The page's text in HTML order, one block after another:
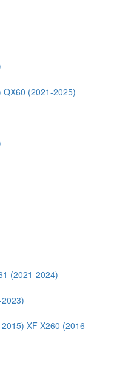
QX60 (2021-2025)
(2021-2024)
XF X260 (2016-